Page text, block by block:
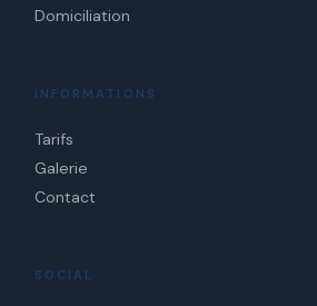
Domiciliation
INFORMATIONS
Tarifs
Galerie
Contact
SOCIAL